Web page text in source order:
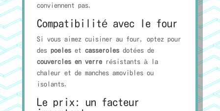
conviennent pas.
Compatibilité avec le four
Si vous aimez cuisiner au four, optez pour
des poeleset casserolesdotées de
couvercles en verrerésistants à la
chaleur et de manches amovibles ou
isolants.
Le prix: un facteur